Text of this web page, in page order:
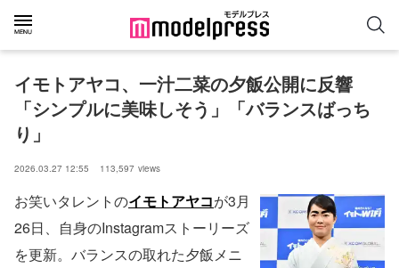
イモトアヤコ、一汁二菜の夕飯公開に反響
「シンプルに美味しそう」「バランスばっち
り」
2026.03.27 12:55 113,597 views
お笑いタレントのイモトアヤコが3月
26日、自身のInstagramストーリーズ
を更新。バランスの取れた夕飯メニ